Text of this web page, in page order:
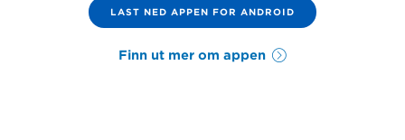
LAST NED APPEN FOR ANDROID
Finn ut mer om appen